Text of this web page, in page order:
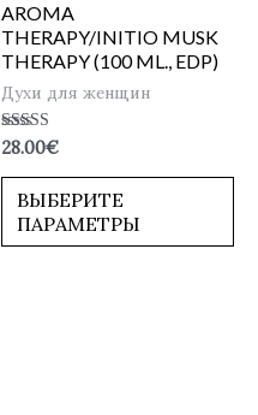
AROMA
THERAPY/INITIO MUSK
THERAPY (100 ML., EDP)
Духи для женщин
Оценка
из 5
28.00€
ВЫБЕРИТЕ
ПАРАМЕТРЫ